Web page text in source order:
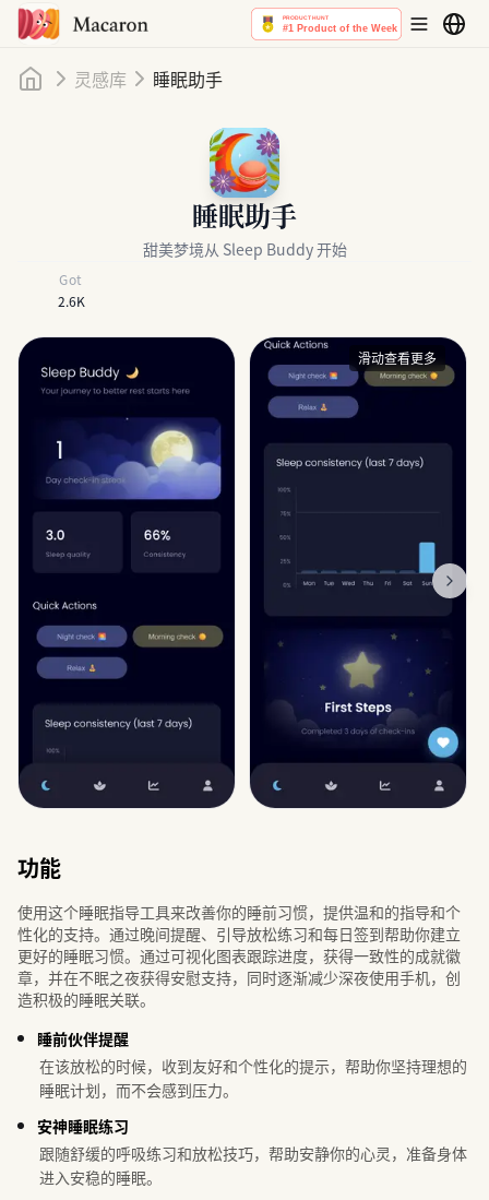
首页灵感库 睡眠助手
睡眠助手
甜美梦境从 Sleep Buddy 开始
Got
2.6K
滑动查看更多
功能
使用这个睡眠指导工具来改善你的睡前习惯，提供温和的指导和个
性化的支持。通过晚间提醒、引导放松练习和每日签到帮助你建立
更好的睡眠习惯。通过可视化图表跟踪进度，获得一致性的成就徽
章，并在不眠之夜获得安慰支持，同时逐渐减少深夜使用手机，创
造积极的睡眠关联。
睡前伙伴提醒
在该放松的时候，收到友好和个性化的提示，帮助你坚持理想的
睡眠计划，而不会感到压力。
安神睡眠练习
跟随舒缓的呼吸练习和放松技巧，帮助安静你的心灵，准备身体
进入安稳的睡眠。